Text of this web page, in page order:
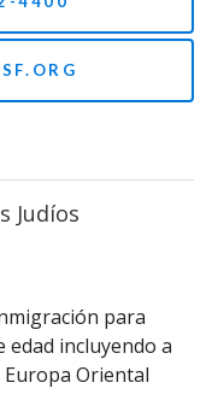
Judíos
para
edad incluyendo a
Oriental